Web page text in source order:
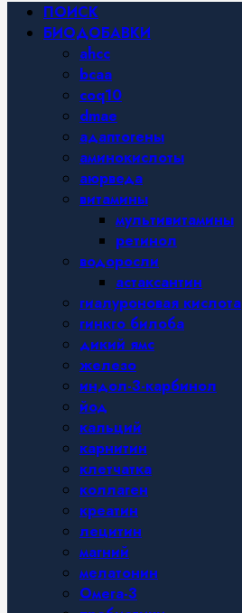
Основное
меню
ПОИСК
БИОДОБАВКИ
ahcc
bcaa
coq10
dmae
адаптогены
аминокислоты
аюрведа
витамины
мультивитамины
ретинол
водоросли
астаксантин
гиалуроновая кислота
гинкго билоба
дикий ямс
железо
индол-3-карбинол
йод
кальций
карнитин
клетчатка
коллаген
креатин
лецитин
магний
мелатонин
Омега-3